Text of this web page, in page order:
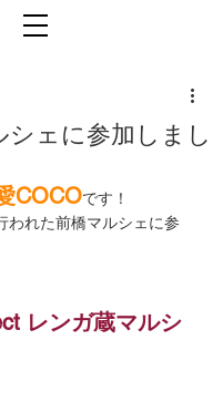
シェに参加しまし
COCOです！
われた前橋マルシェに参
レンガ蔵マルシ